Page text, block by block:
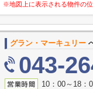
※地図上に表示される物件の
グラン・マーキュリー
043-
10：00～18：